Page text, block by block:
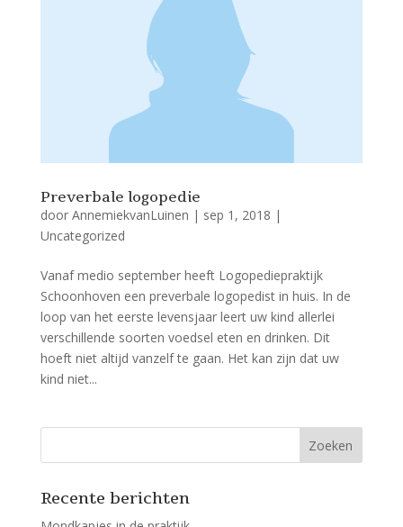
Preverbale logopedie
door AnnemiekvanLuinen | sep 1, 2018 |
Uncategorized
Vanaf medio september heeft Logopediepraktijk
Schoonhoven een preverbale logopedist in huis. In de
loop van het eerste levensjaar leert uw kind allerlei
verschillende soorten voedsel eten en drinken. Dit
hoeft niet altijd vanzelf te gaan. Het kan zijn dat uw
kind niet...
Recente berichten